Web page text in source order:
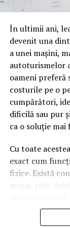
oamenii cu
cuvinte
caută.
Apoi vine
vizitatorii stau
urmărească
Google nu îți
petrecut,
util e materialul.
Și mai e ceva
linkuri aproape
newsletter,
partener îl
tău, iar
În ultimii ani,
devenit una
a unei mașini,
autoturismelor
oameni preferă
costurile pe o
cumpărători,
dificilă sau pur
ca o soluție mai
Cu toate
exact cum
fizice. Există
avans, rate,
semnezi orice
mecanismul